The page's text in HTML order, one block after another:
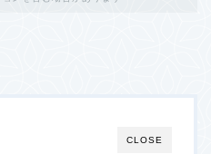
CLOSE